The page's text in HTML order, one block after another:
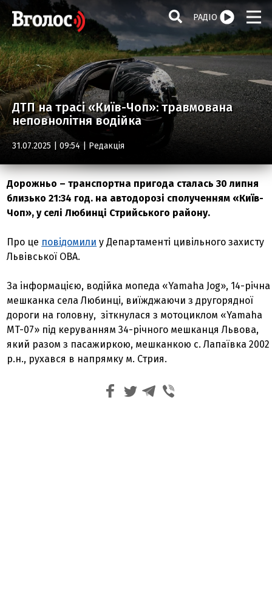
РАДІО
ДТП на трасі «Київ-Чоп»: травмована
неповнолітня водійка
31.07.2025 | 09:54 | Редакція
Дорожньо – транспортна пригода сталась 30 липня
близько 21:34 год. на автодорозі сполученням «Київ-
Чоп», у селі Любинці Стрийського району.
Про це повідомили у Департаменті цивільного захисту
Львівської ОВА.
За інформацією, водійка мопеда «Yamaha Jog», 14-річна
мешканка села Любинці, виїжджаючи з другорядної
дороги на головну, зіткнулася з мотоциклом «Yamaha
MT-07» під керуванням 34-річного мешканця Львова,
який разом з пасажиркою, мешканкою с. Лапаївка 2002
р.н., рухався в напрямку м. Стрия.